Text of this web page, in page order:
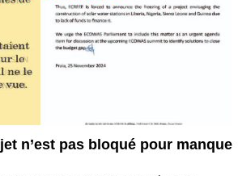
n’est pas bloqué pour manque